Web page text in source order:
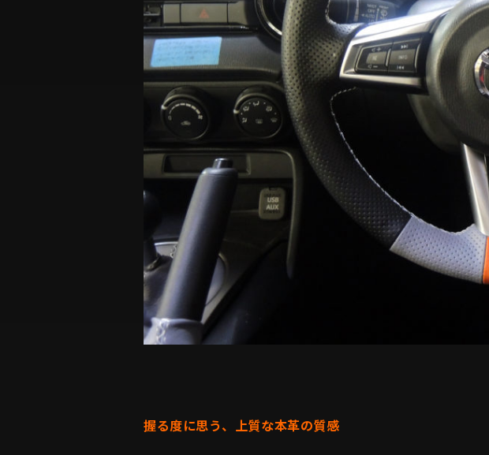
握る度に思う、上質な本革の質感